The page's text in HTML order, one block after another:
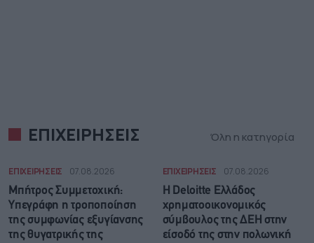
ΕΠΙΧΕΙΡΗΣΕΙΣ Όλη η κατηγορία
ΕΠΙΧΕΙΡΗΣΕΙΣ 07.08.2026
Μπήτρος Συμμετοχική:
Υπεγράφη η τροποποίηση
της συμφωνίας εξυγίανσης
της θυγατρικής της
ΕΠΙΧΕΙΡΗΣΕΙΣ 07.08.2026
Η Deloitte Ελλάδος
χρηματοοικονομικός
σύμβουλος της ΔΕΗ στην
είσοδό της στην πολωνική